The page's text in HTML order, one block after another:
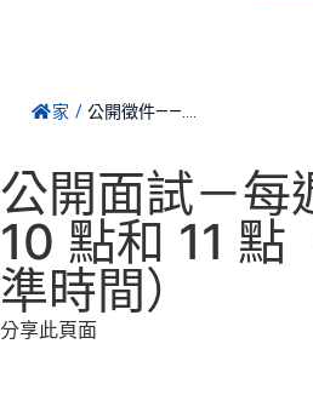
家 / 公開徵件——….
公開面試－每
10 點和 11 點
準時間）
分享此頁面